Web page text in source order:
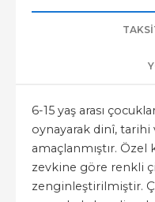
6-15 yaş arası
oynayarak dinî,
amaçlanmıştır.
zevkine göre renkli
zenginleştirilmiştir.